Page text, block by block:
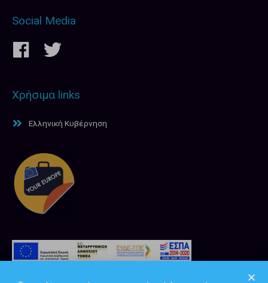
Social Media
Χρήσιμα links
Ελληνική Κυβέρνηση